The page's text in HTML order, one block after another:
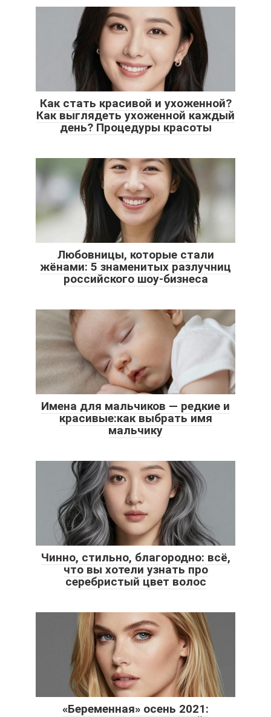
Как стать красивой и ухоженной?
Как выглядеть ухоженной каждый
день? Процедуры красоты
Любовницы, которые стали
жёнами: 5 знаменитых разлучниц
российского шоу-бизнеса
Имена для мальчиков — редкие и
красивые:как выбрать имя
мальчику
Чинно, стильно, благородно: всё,
что вы хотели узнать про
серебристый цвет волос
«Беременная» осень 2021: